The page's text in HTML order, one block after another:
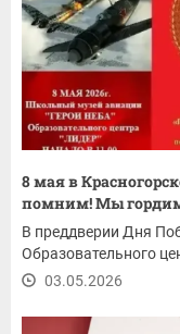
8 мая в
помним! Мы
В преддверии Дня
Образовательного
03.05.2026